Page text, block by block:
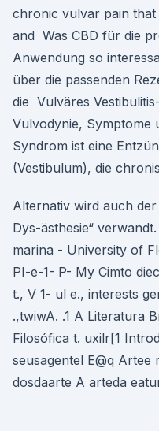
chronic vulvar pain
and Was CBD für die
Anwendung so
über die passenden
die Vulväres
Vulvodynie, Symptome
Syndrom ist eine
(Vestibulum), die
Alternativ wird auch
Dys-ästhesie“
marina - University of
PI-e-1- P- My Cimto
t., V 1- ul e., interests
.,twiwA. .1 A Literatura
Filosófica t. uxilr[1
seusagentel E@q
dosdaarte A arteda